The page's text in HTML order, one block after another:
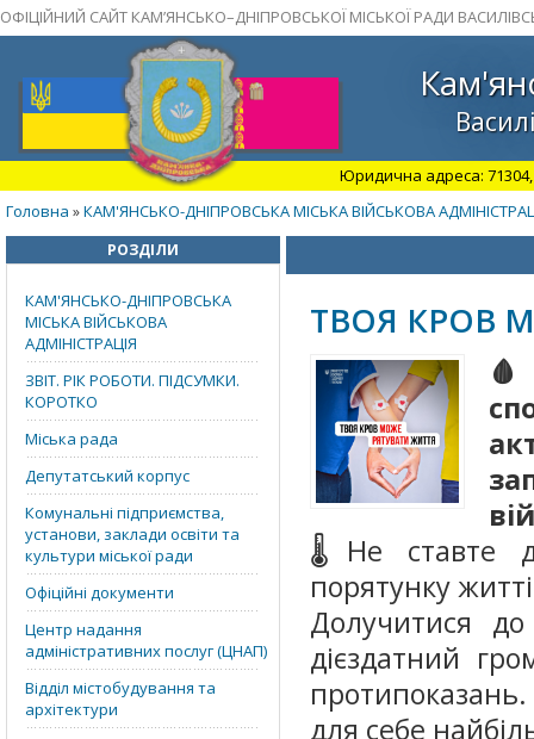
ОФІЦІЙНИЙ САЙТ КАМ’ЯНСЬКО–ДНІПРОВСЬКОЇ МІСЬКОЇ РАДИ
Юридична адреса: 71304,
Головна »КАМ'ЯНСЬКО-ДНІПРОВСЬКА МІСЬКА ВІЙСЬКОВА
РОЗДІЛИ
КАМ'ЯНСЬКО-ДНІПРОВСЬКА
МІСЬКА ВІЙСЬКОВА
АДМІНІСТРАЦІЯ
ЗВІТ. РІК РОБОТИ. ПІДСУМКИ.
КОРОТКО
Міська рада
Депутатський корпус
Комунальні підприємства,
установи, заклади освіти та
культури міської ради
Офіційні документи
Центр надання
адміністративних послуг (ЦНАП)
Відділ містобудування та
архітектури
ТВОЯ КРОВ
🌡Не ставте
порятунку
Долучитися
дієздатний
протипоказань.
для себе